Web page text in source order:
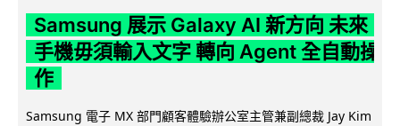
Samsung 展示 Galaxy AI 新方向 未來
手機毋須輸入文字 轉向 Agent 全自動操
作
Samsung 電子 MX 部門顧客體驗辦公室主管兼副總裁 Jay Kim